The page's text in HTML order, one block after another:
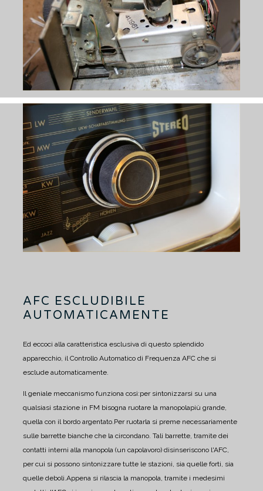
AFC ESCLUDIBILE
AUTOMATICAMENTE
Ed eccoci alla caratteristica esclusiva di questo splendido
apparecchio, il Controllo Automatico di Frequenza AFC che si
esclude automaticamente.
Il geniale meccanismo funziona così:per sintonizzarsi su una
qualsiasi stazione in FM bisogna ruotare la manopolapiù grande,
quella con il bordo argentato. Per ruotarla si preme necessariamente
sulle barrette bianche che la circondano. Tali barrette, tramite dei
contatti interni alla manopola (un capolavoro) disinseriscono l'AFC,
per cui si possono sintonizzare tutte le stazioni, sia quelle forti, sia
quelle deboli. Appena si rilascia la manopola, tramite i medesimi